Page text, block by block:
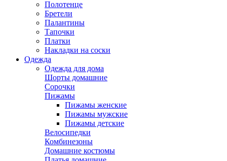
Полотенце
Бретели
Палантины
Тапочки
Платки
Накладки на соски
Одежда
Одежда для дома
Шорты домашние
Сорочки
Пижамы
Пижамы женские
Пижамы мужские
Пижамы детские
Велосипедки
Комбинезоны
Домашние костюмы